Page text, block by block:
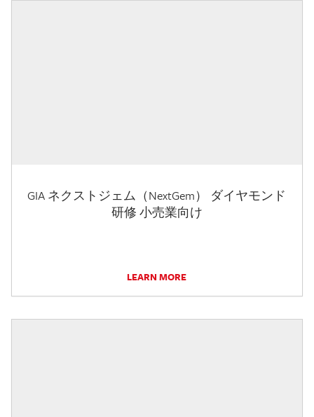
GIA ネクストジェム（NextGem） ダイヤモンド
研修 小売業向け
LEARN MORE